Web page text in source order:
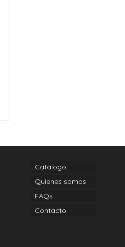
Catálogo
Quienes somos
FAQs
Contacto